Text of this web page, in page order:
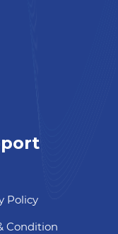
Policy
Condition